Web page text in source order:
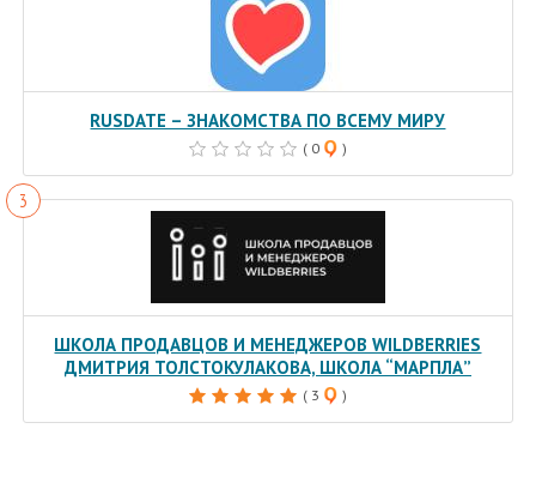
RUSDATE – ЗНАКОМСТВА ПО ВСЕМУ МИРУ
( 0 )
ШКОЛА ПРОДАВЦОВ И МЕНЕДЖЕРОВ WILDBERRIES
ДМИТРИЯ ТОЛСТОКУЛАКОВА, ШКОЛА “МАРПЛА”
( 3 )